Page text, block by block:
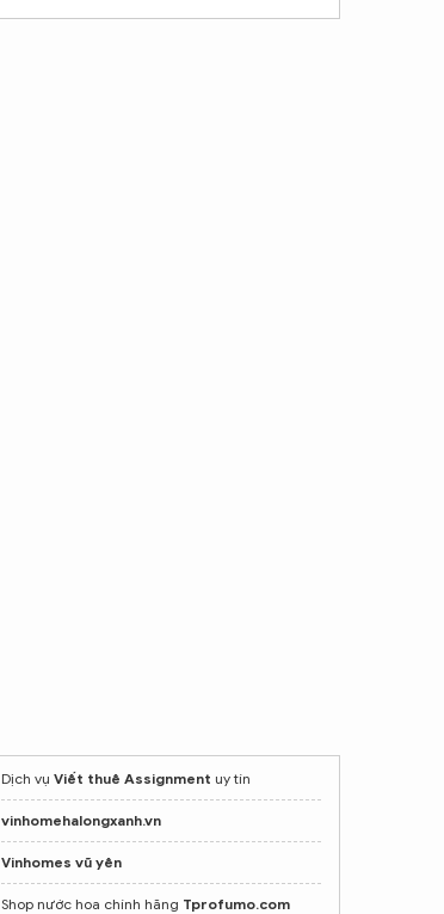
Dịch vụ Viết thuê Assignment uy tín
vinhomehalongxanh.vn
Vinhomes vũ yên
Shop nước hoa chính hãng Tprofumo.com